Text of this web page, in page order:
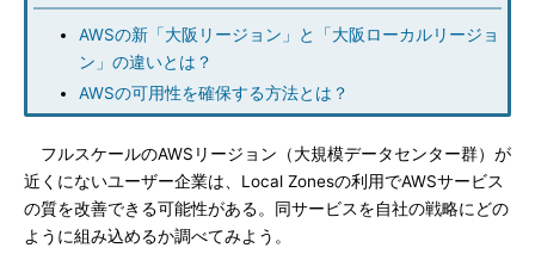
AWSの新「大阪リージョン」と「大阪ローカルリージョ
ン」の違いとは？
AWSの可用性を確保する方法とは？
フルスケールのAWSリージョン（大規模データセンター群）が
近くにないユーザー企業は、Local Zonesの利用でAWSサービス
の質を改善できる可能性がある。同サービスを自社の戦略にどの
ように組み込めるか調べてみよう。